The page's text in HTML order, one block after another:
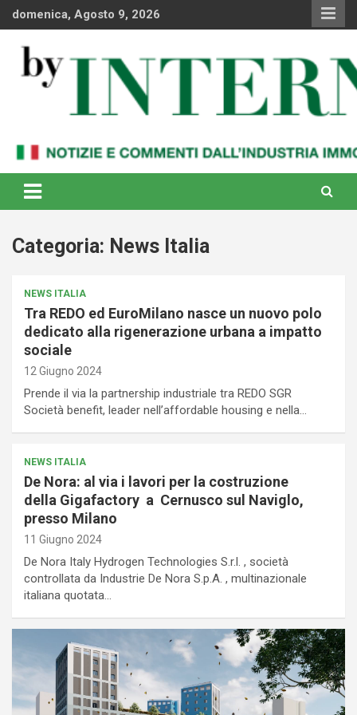
Skipdomenica, Agosto 9, 2026
By Internews
internazionale
Categoria: News Italia
NEWS ITALIA
Tra REDO ed EuroMilano nasce un nuovo polo
dedicato alla rigenerazione urbana a impatto
sociale
12 Giugno 2024
Prende il via la partnership industriale tra REDO SGR
Società benefit, leader nell’affordable housing e nella…
NEWS ITALIA
De Nora: al via i lavori per la costruzione
della Gigafactory a Cernusco sul Naviglo,
presso Milano
11 Giugno 2024
De Nora Italy Hydrogen Technologies S.r.l. , società
controllata da Industrie De Nora S.p.A. , multinazionale
italiana quotata…